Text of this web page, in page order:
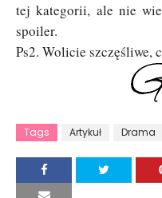
tej kategorii, ale nie
spoiler.
Ps2. Wolicie szczęśliwe,
Tags Artykuł Drama